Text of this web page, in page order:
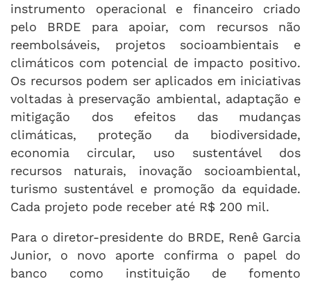
instrumento operacional e financeiro criado
pelo BRDE para apoiar, com recursos não
reembolsáveis, projetos socioambientais e
climáticos com potencial de impacto positivo.
Os recursos podem ser aplicados em iniciativas
voltadas à preservação ambiental, adaptação e
mitigação dos efeitos das mudanças
climáticas, proteção da biodiversidade,
economia circular, uso sustentável dos
recursos naturais, inovação socioambiental,
turismo sustentável e promoção da equidade.
Cada projeto pode receber até R$ 200 mil.
Para o diretor-presidente do BRDE, Renê Garcia
Junior, o novo aporte confirma o papel do
banco como instituição de fomento